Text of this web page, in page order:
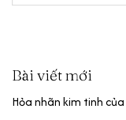
Bài viết mới
Hỏa nhãn kim tinh